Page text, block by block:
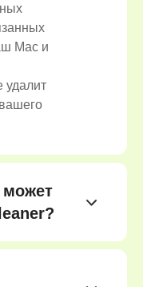
Mac и
удалит